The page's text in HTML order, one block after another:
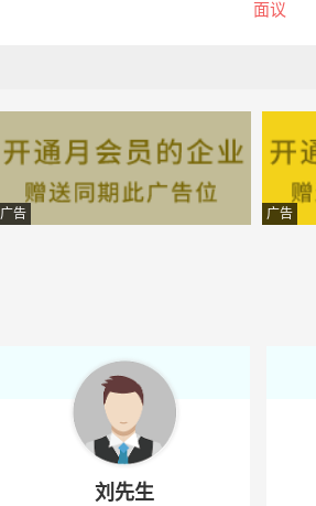
面议
面议
面议
广告 广告
刘先生